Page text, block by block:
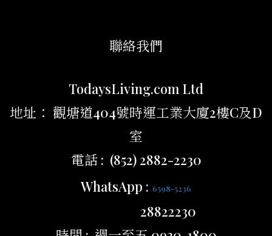
聯絡我們
TodaysLiving.com Ltd
地址： 觀塘道404號時運工業大廈2樓C及D
室
電話 : (852) 2882-2230
WhatsApp : 6598-5236
28822230